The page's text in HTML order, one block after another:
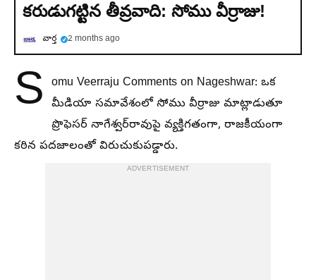
కరుడుగట్టిన తీవ్రవాది: సోము వీర్రాజు!
వార్త 2 months ago
S omu Veerraju Comments on Nageshwar: ఒక
మీడియా సమావేశంలో సోము వీర్రాజు మాట్లాడుతూ
ప్రొఫెసర్ నాగేశ్వర్‌రావుపై వ్యక్తిగతంగా, రాజకీయంగా
కఠిన పదజాలంతో విరుచుకుపడ్డారు.
ADVERTISEMENT